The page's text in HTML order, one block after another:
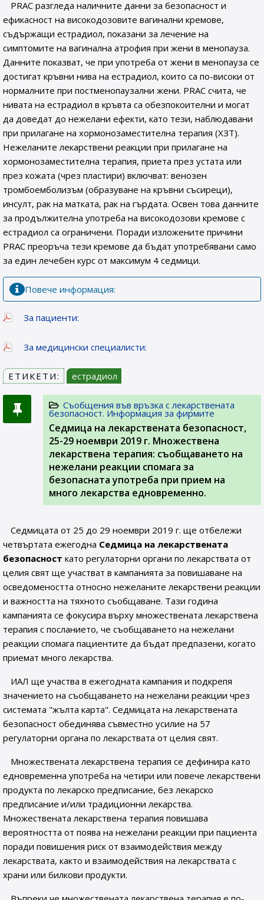
PRAC разгледа наличните данни за безопасност и
ефикасност на високодозовите вагинални кремове,
съдържащи естрадиол, показани за лечение на
симптомите на вагинална атрофия при жени в менопауза.
Данните показват, че при употреба от жени в менопауза се
достигат кръвни нива на естрадиол, които са по-високи от
нормалните при постменопаузални жени. PRAC счита, че
нивата на естрадиол в кръвта са обезпокоителни и могат
да доведат до нежелани ефекти, като тези, наблюдавани
при прилагане на хормонозаместителна терапия (ХЗТ).
Нежеланите лекарствени реакции при прилагане на
хормонозаместителна терапия, приета през устата или
през кожата (чрез пластири) включват: венозен
тромбоемболизъм (образуване на кръвни съсиреци),
инсулт, рак на матката, рак на гърдата. Освен това данните
за продължителна употреба на високодозови кремове с
естрадиол са ограничени. Поради изложените причини
PRAC преоръча тези кремове да бъдат употребявани само
за един лечебен курс от максимум 4 седмици.
Повече информация:
За пациенти:
За медицински специалисти:
ЕТИКЕТИ: естрадиол
Съобщения във връзка с лекарствената
безопасност. Информация за фирмите
Седмица на лекарствената безопасност,
25-29 ноември 2019 г. Множествена
лекарствена терапия: съобщаването на
нежелани реакции спомага за
безопасната употреба при прием на
много лекарства едновременно.
Седмицата от 25 до 29 ноември 2019 г. ще отбележи
четвъртата ежегодна Седмица на лекарствената
безопасност като регулаторни органи по лекарствата от
целия свят ще участват в кампанията за повишаване на
осведомеността относно нежеланите лекарствени реакции
и важността на тяхното съобщаване. Тази година
кампанията се фокусира върху множествената лекарствена
терапия с посланието, че съобщаването на нежелани
реакции спомага пациентите да бъдат предпазени, когато
приемат много лекарства.
ИАЛ ще участва в ежегодната кампания и подкрепя
значението на съобщаването на нежелани реакции чрез
системата "жълта карта". Седмицата на лекарствената
безопасност обединява съвместно усилие на 57
регулаторни органа по лекарствата от целия свят.
Множествената лекарствена терапия се дефинира като
едновременна употреба на четири или повече лекарствени
продукта по лекарско предписание, без лекарско
предписание и/или традиционни лекарства.
Множествената лекарствена терапия повишава
вероятността от поява на нежелани реакции при пациента
поради повишения риск от взаимодействия между
лекарствата, както и взаимодействия на лекарствата с
храни или билкови продукти.